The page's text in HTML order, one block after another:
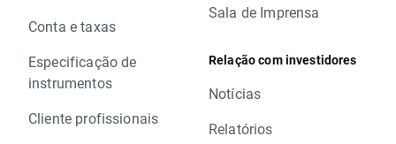
Conta e taxas
Especificação de
instrumentos
Cliente profissionais
Sala de Imprensa
Relação com investidores
Notícias
Relatórios